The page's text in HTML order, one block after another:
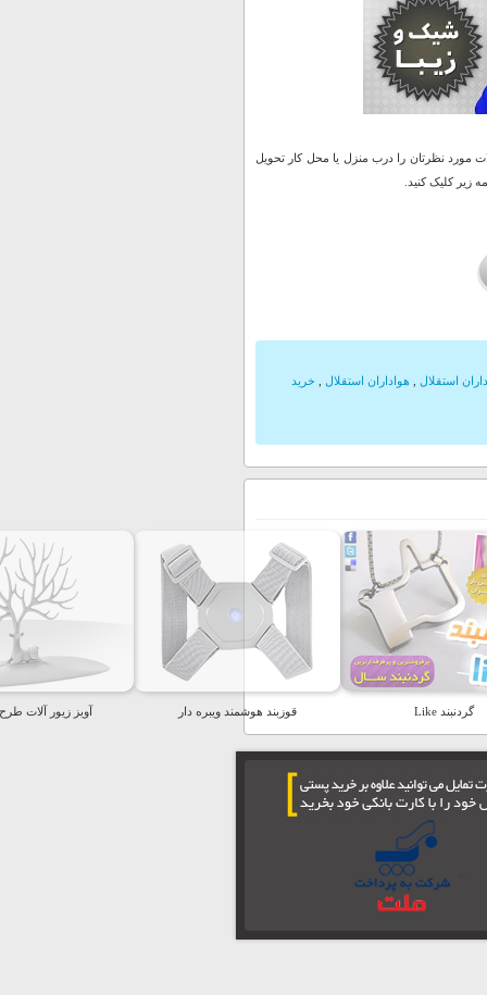
نظرتان را درب منزل یا محل کار تحویل
زیر کلیک کنید.
استقلال هواداران استقلال خرید
گردنبند Like قوزبند هوشمند ویبره دار آویز زیور آلات